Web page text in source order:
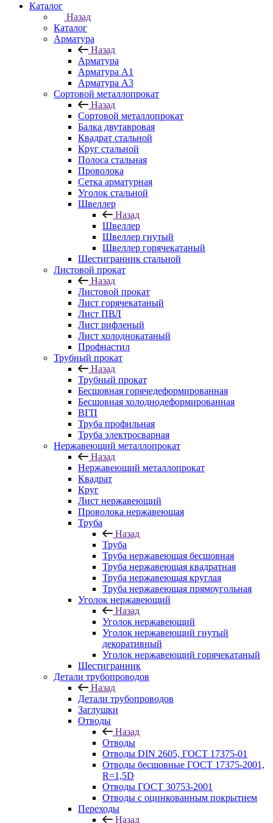
Каталог
Назад
Каталог
Арматура
Назад
Арматура
Арматура A1
Арматура А3
Сортовой металлопрокат
Назад
Сортовой металлопрокат
Балка двутавровая
Квадрат стальной
Круг стальной
Полоса стальная
Проволока
Сетка арматурная
Уголок стальной
Швеллер
Назад
Швеллер
Швеллер гнутый
Швеллер горячекатаный
Шестигранник стальной
Листовой прокат
Назад
Листовой прокат
Лист горячекатаный
Лист ПВЛ
Лист рифленый
Лист холоднокатаный
Профнастил
Трубный прокат
Назад
Трубный прокат
Бесшовная горячедеформированная
Бесшовная холоднодеформированная
ВГП
Труба профильная
Труба электросварная
Нержавеющий металлопрокат
Назад
Нержавеющий металлопрокат
Квадрат
Круг
Лист нержавеющий
Проволока нержавеющая
Труба
Назад
Труба
Труба нержавеющая бесшовная
Труба нержавеющая квадратная
Труба нержавеющая круглая
Труба нержавеющая прямоугольная
Уголок нержавеющий
Назад
Уголок нержавеющий
Уголок нержавеющий гнутый
декоративный
Уголок нержавеющий горячекатаный
Шестигранник
Детали трубопроводов
Назад
Детали трубопроводов
Заглушки
Отводы
Назад
Отводы
Отводы DIN 2605, ГОСТ 17375-01
Отводы бесшовные ГОСТ 17375-2001,
R=1,5D
Отводы ГОСТ 30753-2001
Отводы с оцинкованным покрытием
Переходы
Назад